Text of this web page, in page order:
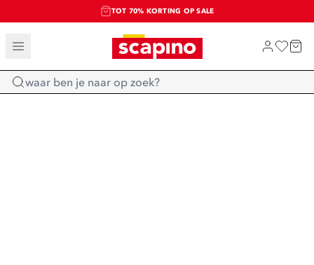
TOT 70% KORTING OP SALE
SALE: LAATSTE KANS!
SHOP NIEUW
Home